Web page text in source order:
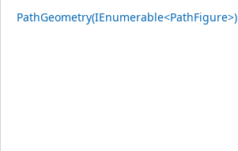
PathGeometry(IEnumerable<PathFigure>)